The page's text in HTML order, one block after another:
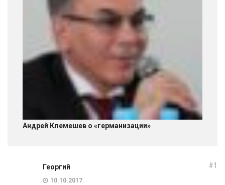
Андрей Клемешев о «германизации»
Георгий #1
10.10.2017